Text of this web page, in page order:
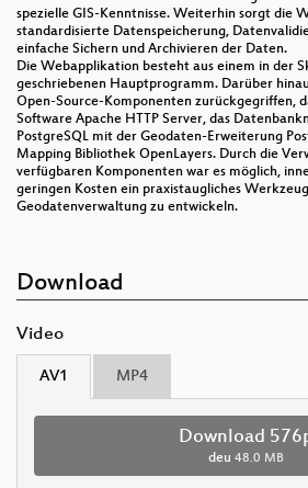
spezielle GIS-Kenntnisse. Weiterhin sorgt die
standardisierte Datenspeicherung,
einfache Sichern und Archivieren der Daten.
Die Webapplikation besteht aus einem in der
geschriebenen Hauptprogramm. Darüber
Open-Source-Komponenten zurückgegriffen,
Software Apache HTTP Server, das
PostgreSQL mit der Geodaten-Erweiterung
Mapping Bibliothek OpenLayers. Durch die
verfügbaren Komponenten war es möglich,
geringen Kosten ein praxistaugliches
Geodatenverwaltung zu entwickeln.
Download
Video
AV1 MP4
Download
deu 48.0 MB